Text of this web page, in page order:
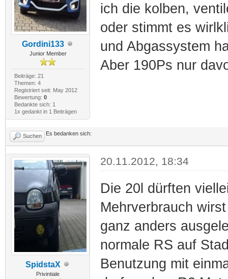
Gordini133
Junior Member
Beiträge: 21
Themen: 4
Registriert seit: May 2012
Bewertung: 0
Bedankte sich: 1
1x gedankt in 1 Beiträgen
ich die kolben,
oder stimmt es
und Abgassystem
Aber 190Ps nur
Suchen Es bedanken sich:
SpidstaX
Privintiale
20.11.2012, 18:34
Die 20l dürften
Mehrverbrauch
ganz anders
normale RS auf
Benutzung mit